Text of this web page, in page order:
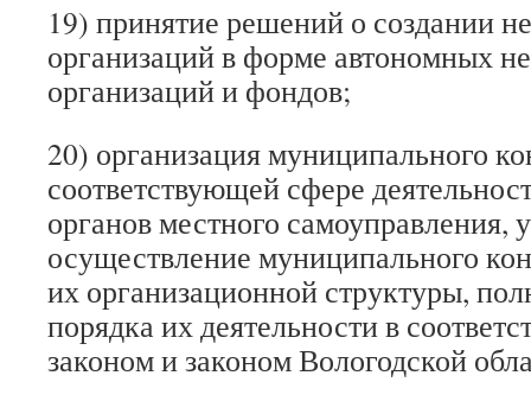
19) принятие решений о создании
организаций в форме автономных
организаций и фондов;
20) организация муниципального
соответствующей сфере
органов местного
осуществление муниципального
их организационной структуры,
порядка их деятельности в
законом и законом Вологодской